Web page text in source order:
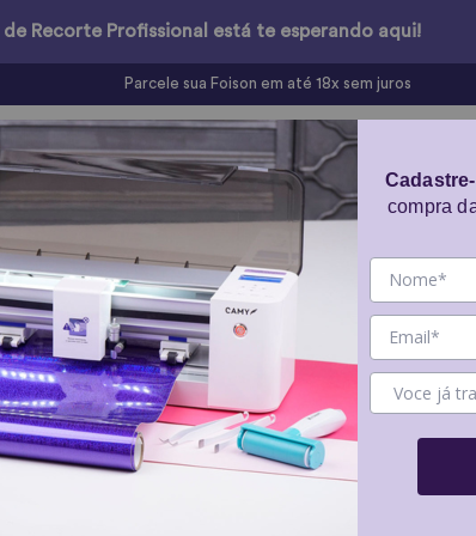
Recorte Profissional está te esperando aqui!
A Plotter de Recorte Profissional perfeita para você
SoftwarePeças de ReposiçãoCursos
Software:
compra